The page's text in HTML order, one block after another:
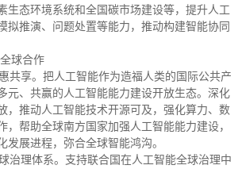
生态环境系统和全国碳市场建设等，提升人工
拟推演、问题处置等能力，推动构建智能协同
全球合作
共享。把人工智能作为造福人类的国际公共产
元、共赢的人工智能能力建设开放生态。深化
，推动人工智能技术开源可及，强化算力、数
，帮助全球南方国家加强人工智能能力建设，
发展进程，弥合全球智能鸿沟。
治理体系。支持联合国在人工智能全球治理中